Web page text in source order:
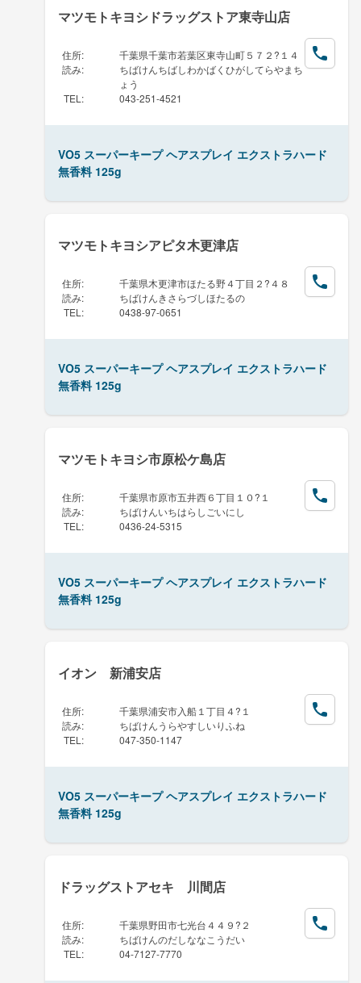
マツモトキヨシドラッグストア東寺山店
住所:
千葉県千葉市若葉区東寺山町５７２?１４
読み:
ちばけんちばしわかばくひがしてらやまち
ょう
TEL : 043-251-4521
VO5 スーパーキープ ヘアスプレイ エクストラハード
無香料 125g
マツモトキヨシアピタ木更津店
住所:
千葉県木更津市ほたる野４丁目２?４８
読み:
ちばけんきさらづしほたるの
TEL : 0438-97-0651
VO5 スーパーキープ ヘアスプレイ エクストラハード
無香料 125g
マツモトキヨシ市原松ケ島店
住所:
千葉県市原市五井西６丁目１０?１
読み:
ちばけんいちはらしごいにし
TEL : 0436-24-5315
VO5 スーパーキープ ヘアスプレイ エクストラハード
無香料 125g
イオン 新浦安店
住所:
千葉県浦安市入船１丁目４?１
読み:
ちばけんうらやすしいりふね
TEL : 047-350-1147
VO5 スーパーキープ ヘアスプレイ エクストラハード
無香料 125g
ドラッグストアセキ 川間店
住所:
千葉県野田市七光台４４９?２
読み:
ちばけんのだしななこうだい
TEL : 04-7127-7770